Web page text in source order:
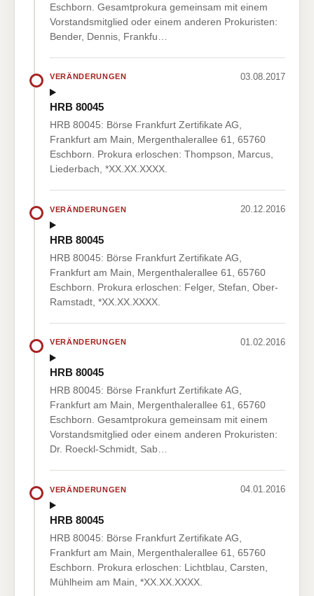
Eschborn. Gesamtprokura gemeinsam mit einem
Vorstandsmitglied oder einem anderen Prokuristen:
Bender, Dennis, Frankfu…
VERÄNDERUNGEN 03.08.2017
HRB 80045
HRB 80045: Börse Frankfurt Zertifikate AG,
Frankfurt am Main, Mergenthalerallee 61, 65760
Eschborn. Prokura erloschen: Thompson, Marcus,
Liederbach, *XX.XX.XXXX.
VERÄNDERUNGEN 20.12.2016
HRB 80045
HRB 80045: Börse Frankfurt Zertifikate AG,
Frankfurt am Main, Mergenthalerallee 61, 65760
Eschborn. Prokura erloschen: Felger, Stefan, Ober-
Ramstadt, *XX.XX.XXXX.
VERÄNDERUNGEN 01.02.2016
HRB 80045
HRB 80045: Börse Frankfurt Zertifikate AG,
Frankfurt am Main, Mergenthalerallee 61, 65760
Eschborn. Gesamtprokura gemeinsam mit einem
Vorstandsmitglied oder einem anderen Prokuristen:
Dr. Roeckl-Schmidt, Sab…
VERÄNDERUNGEN 04.01.2016
HRB 80045
HRB 80045: Börse Frankfurt Zertifikate AG,
Frankfurt am Main, Mergenthalerallee 61, 65760
Eschborn. Prokura erloschen: Lichtblau, Carsten,
Mühlheim am Main, *XX.XX.XXXX.